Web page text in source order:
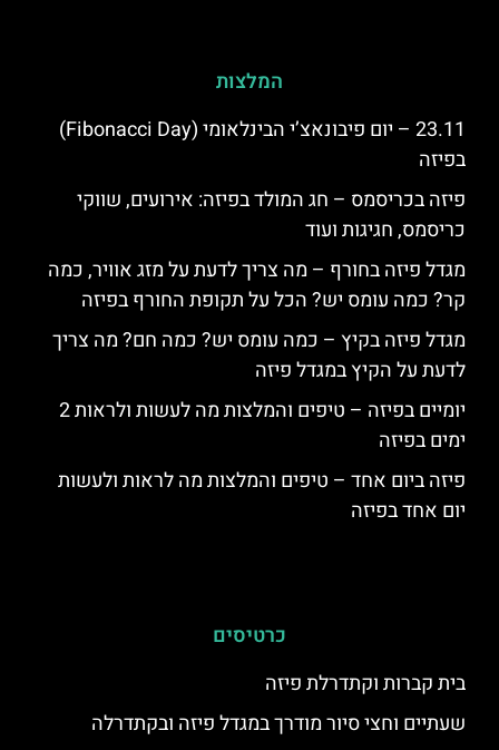
המלצות
23.11 – יום פיבונאצ’י הבינלאומי (Fibonacci Day)
בפיזה
פיזה בכריסמס – חג המולד בפיזה: אירועים, שווקי
כריסמס, חגיגות ועוד
מגדל פיזה בחורף – מה צריך לדעת על מזג אוויר, כמה
קר? כמה עומס יש? הכל על תקופת החורף בפיזה
מגדל פיזה בקיץ – כמה עומס יש? כמה חם? מה צריך
לדעת על הקיץ במגדל פיזה
יומיים בפיזה – טיפים והמלצות מה לעשות ולראות 2
ימים בפיזה
פיזה ביום אחד – טיפים והמלצות מה לראות ולעשות
יום אחד בפיזה
כרטיסים
בית קברות וקתדרלת פיזה
שעתיים וחצי סיור מודרך במגדל פיזה ובקתדרלה